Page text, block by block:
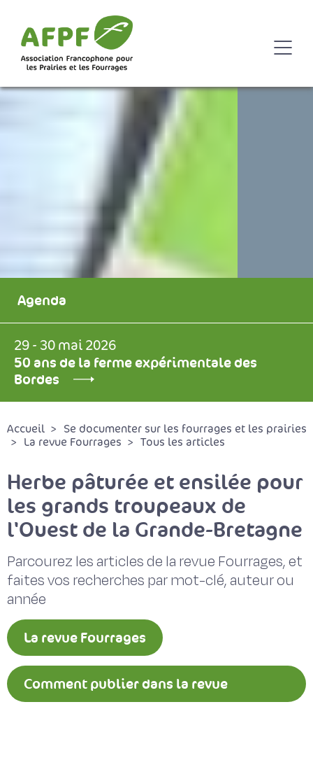
Agenda
29 - 30 mai 2026
50 ans de la ferme expérimentale des
Bordes
Accueil
Se documenter sur les fourrages et les prairies
La revue Fourrages
Tous les articles
Herbe pâturée et ensilée pour
les grands troupeaux de
l'Ouest de la Grande-Bretagne
Parcourez les articles de la revue Fourrages, et
faites vos recherches par mot-clé, auteur ou
année
La revue Fourrages
Comment publier dans la revue